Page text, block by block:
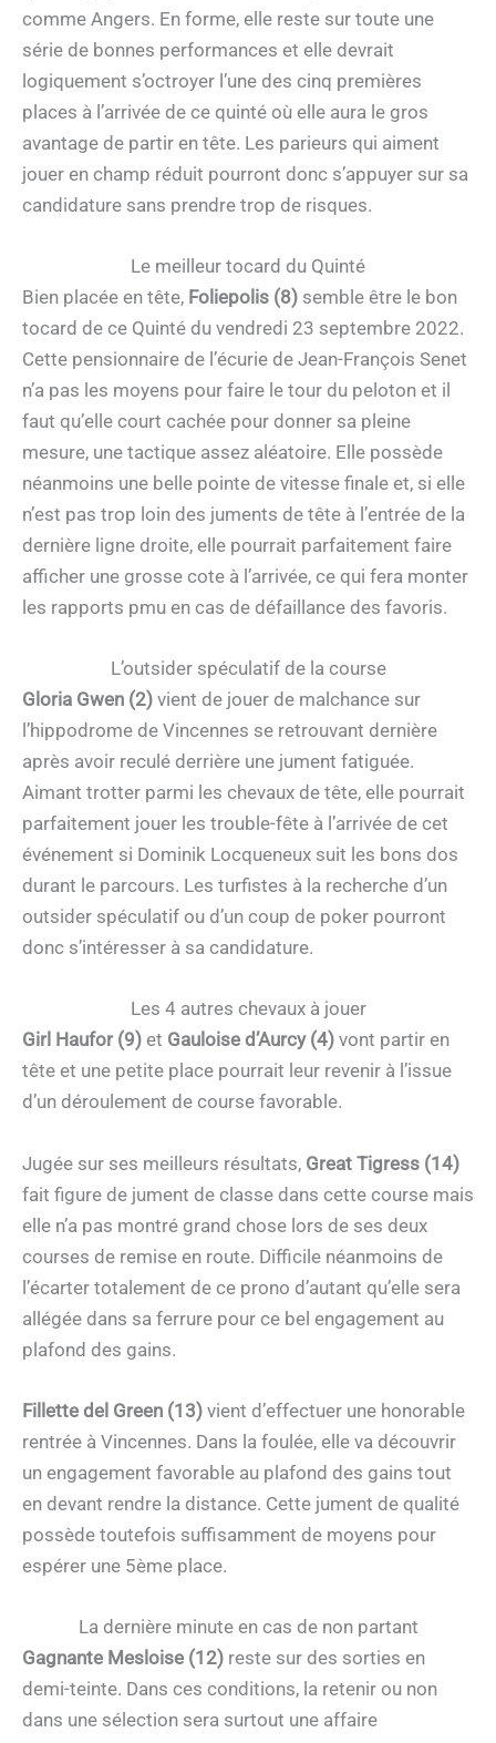
comme Angers. En forme, elle reste sur toute une
série de bonnes performances et elle devrait
logiquement s’octroyer l’une des cinq premières
places à l’arrivée de ce quinté où elle aura le gros
avantage de partir en tête. Les parieurs qui aiment
jouer en champ réduit pourront donc s’appuyer sur sa
candidature sans prendre trop de risques.
Le meilleur tocard du Quinté
Bien placée en tête, Foliepolis (8) semble être le bon
tocard de ce Quinté du vendredi 23 septembre 2022.
Cette pensionnaire de l’écurie de Jean-François Senet
n’a pas les moyens pour faire le tour du peloton et il
faut qu’elle court cachée pour donner sa pleine
mesure, une tactique assez aléatoire. Elle possède
néanmoins une belle pointe de vitesse finale et, si elle
n’est pas trop loin des juments de tête à l’entrée de la
dernière ligne droite, elle pourrait parfaitement faire
afficher une grosse cote à l’arrivée, ce qui fera monter
les rapports pmu en cas de défaillance des favoris.
L’outsider spéculatif de la course
Gloria Gwen (2) vient de jouer de malchance sur
l’hippodrome de Vincennes se retrouvant dernière
après avoir reculé derrière une jument fatiguée.
Aimant trotter parmi les chevaux de tête, elle pourrait
parfaitement jouer les trouble-fête à l’arrivée de cet
événement si Dominik Locqueneux suit les bons dos
durant le parcours. Les turfistes à la recherche d’un
outsider spéculatif ou d’un coup de poker pourront
donc s’intéresser à sa candidature.
Les 4 autres chevaux à jouer
Girl Haufor (9) et Gauloise d’Aurcy (4) vont partir en
tête et une petite place pourrait leur revenir à l’issue
d’un déroulement de course favorable.
Jugée sur ses meilleurs résultats, Great Tigress (14)
fait figure de jument de classe dans cette course mais
elle n’a pas montré grand chose lors de ses deux
courses de remise en route. Difficile néanmoins de
l’écarter totalement de ce prono d’autant qu’elle sera
allégée dans sa ferrure pour ce bel engagement au
plafond des gains.
Fillette del Green (13) vient d’effectuer une honorable
rentrée à Vincennes. Dans la foulée, elle va découvrir
un engagement favorable au plafond des gains tout
en devant rendre la distance. Cette jument de qualité
possède toutefois suffisamment de moyens pour
espérer une 5ème place.
La dernière minute en cas de non partant
Gagnante Mesloise (12) reste sur des sorties en
demi-teinte. Dans ces conditions, la retenir ou non
dans une sélection sera surtout une affaire